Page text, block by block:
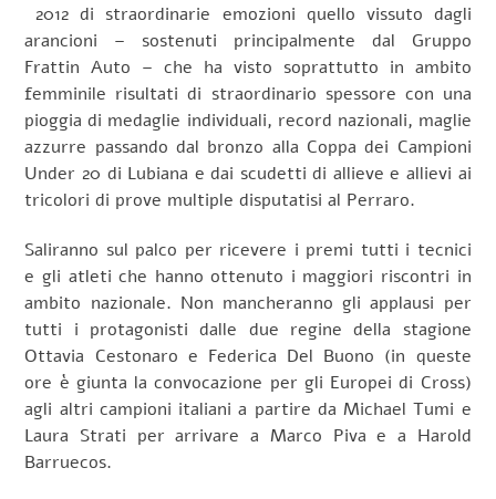
2012 di straordinarie emozioni quello vissuto dagli
arancioni – sostenuti principalmente dal Gruppo
Frattin Auto – che ha visto soprattutto in ambito
femminile risultati di straordinario spessore con una
pioggia di medaglie individuali, record nazionali, maglie
azzurre passando dal bronzo alla Coppa dei Campioni
Under 20 di Lubiana e dai scudetti di allieve e allievi ai
tricolori di prove multiple disputatisi al Perraro.
Saliranno sul palco per ricevere i premi tutti i tecnici
e gli atleti che hanno ottenuto i maggiori riscontri in
ambito nazionale. Non mancheranno gli applausi per
tutti i protagonisti dalle due regine della stagione
Ottavia Cestonaro e Federica Del Buono (in queste
ore è giunta la convocazione per gli Europei di Cross)
agli altri campioni italiani a partire da Michael Tumi e
Laura Strati per arrivare a Marco Piva e a Harold
Barruecos.